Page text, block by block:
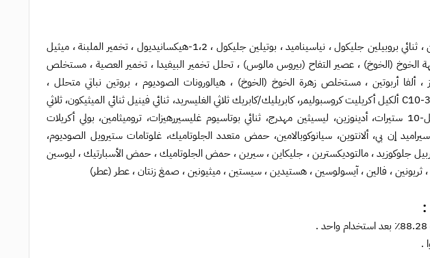
ماء فاكهة الخوخ (77٪) ، 2،3-بيوتانديول ، ماء ، جليسرين ، ثنائي بروبيلين جليكول ، نياسيناميد ، بوتيلين جليكول ، 1،2-هيكسانيديول ، تخمير الملبنة ، ميثيل
الخوخ (الخوخ) ، عصير التفاح (بيروس مالوس) ، تحلل تخمير البيفيدا ، تخمير العصية ، مستخلص
، ألفا أربوتين ، مستخلص زهرة الخوخ (الخوخ) ، هيالورونات الصوديوم ، بروتين نباتي متحلل ،
بوليجليسريل-10 لوريت، بروبانديول، سكوالان، أكريلات/C10-30 ألكيل أكريليت كروسبوليمر، كابريليك/كابريك ثلاثي الغليسريد، ثنائي فينيل ثنائي الميثيكون، ثلاثي
إيثيل هكسانوين، إيثيل هكسيل غليسرين، بولي جليسريل-10 ستيرات، أدينوزين، ليسيثين مهدرج، ثنائي بوتاسيوم غليسيررهيزات، تروميثامين، بولي أكريلات
إن بي، ألانتوين، سيانوكوبالامين، حمض متعدد الجلوتاميك، غلوتامات ستيرويل الصوديوم،
جلوكوزيد ، مالتوديكسترين ، جليكاين ، سيرين ، حمض الجلوتاميك ، حمض الأسبارتيك ، ليوسين
، ثريونين ، فالين ، آيسولوسين ، هستيدين ، سيستين ، ميثيونين ، صمغ زنتان ، عطر (عطر)
: